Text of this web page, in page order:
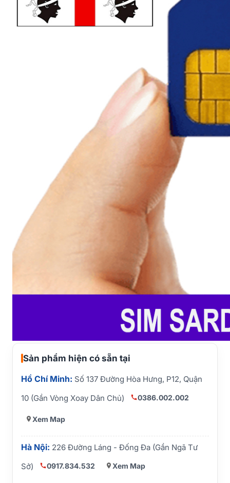
Sản phẩm hiện có sẵn tại
Hồ Chí Minh: Số 137 Đường Hòa Hưng, P12, Quận
10 (Gần Vòng Xoay Dân Chủ)
0386.002.002
Xem Map
Hà Nội: 226 Đường Láng - Đống Đa (Gần Ngã Tư
Sở)
0917.834.532 Xem Map